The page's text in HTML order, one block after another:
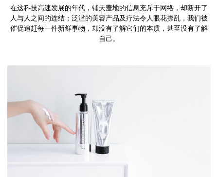
在这科技高速发展的年代，铺天盖地的信息充斥于网络，却断开了
人与人之间的连结；泛滥的美容产品及疗法令人眼花撩乱，我们被
催促追赶每一件新鲜事物，却没有了解它们的本质，甚至没有了解
自己。